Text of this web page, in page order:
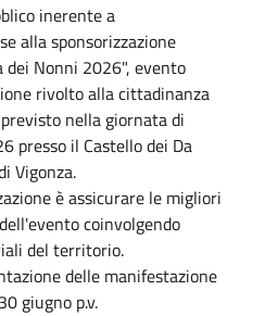
inerente a
alla sponsorizzazione
dei Nonni 2026", evento
rivolto alla cittadinanza
nella giornata di
presso il Castello dei Da
Vigonza.
è assicurare le migliori
coinvolgendo
del territorio.
delle manifestazione
giugno p.v.